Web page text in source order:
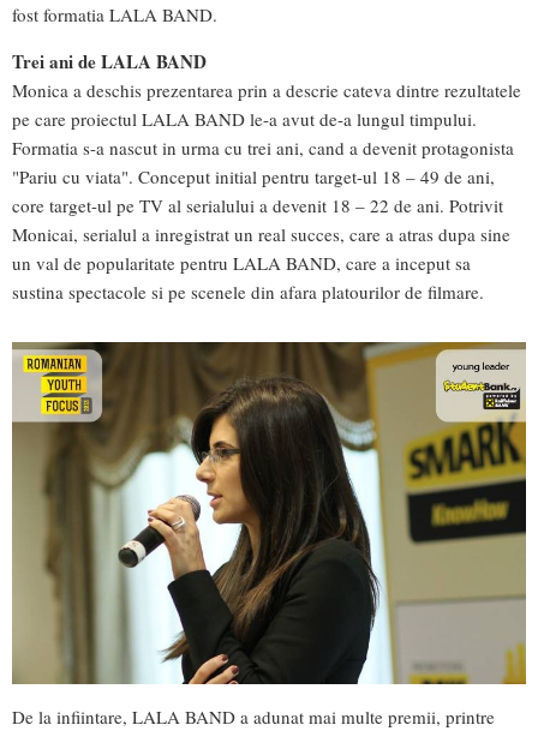
fost formatia LALA BAND.
Trei ani de LALA BAND
Monica a deschis prezentarea prin a descrie cateva dintre rezultatele
pe care proiectul LALA BAND le-a avut de-a lungul timpului.
Formatia s-a nascut in urma cu trei ani, cand a devenit protagonista
"Pariu cu viata". Conceput initial pentru target-ul 18 – 49 de ani,
core target-ul pe TV al serialului a devenit 18 – 22 de ani. Potrivit
Monicai, serialul a inregistrat un real succes, care a atras dupa sine
un val de popularitate pentru LALA BAND, care a inceput sa
sustina spectacole si pe scenele din afara platourilor de filmare.
De la infiintare, LALA BAND a adunat mai multe premii, printre